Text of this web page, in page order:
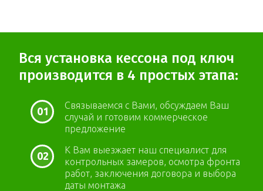
Вся установка кессона под ключ
производится в 4 простых этапа:
01
Связываемся с Вами, обсуждаем Ваш
случай и готовим коммерческое
предложение
02
К Вам выезжает наш специалист для
контрольных замеров, осмотра фронта
работ, заключения договора и выбора
даты монтажа